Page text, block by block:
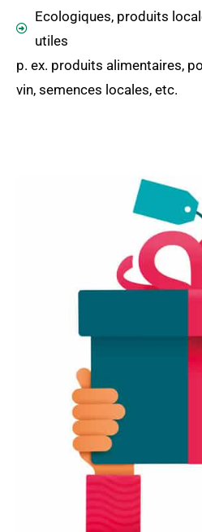
Ecologiques, produits
utiles
p. ex. produits alimentaires,
vin, semences locales, etc.